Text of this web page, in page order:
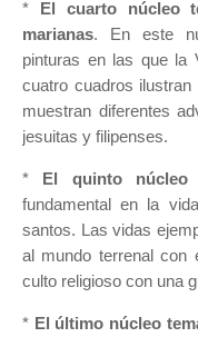
* El cuarto núcleo
marianas. En este
pinturas en las que la
cuatro cuadros
muestran diferentes
jesuitas y filipenses.
* El quinto núcleo
fundamental en la
santos. Las vidas
al mundo terrenal con
culto religioso con una
* El último núcleo